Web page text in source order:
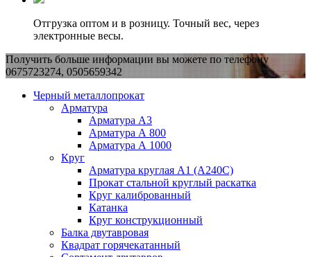
Отгрузка оптом и в розницу. Точный вес, через
электронные весы.
Получить больше информации вы можете по телефону
0675723274, 0505659342
Черный металлопрокат
Арматура
Арматура А3
Арматура А 800
Арматура А 1000
Круг
Арматура круглая А1 (А240C)
Прокат стальной круглый раскатка
Круг калиброванный
Катанка
Круг конструкционный
Балка двутавровая
Квадрат горячекатанный